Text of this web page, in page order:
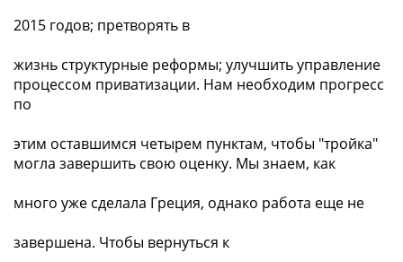
2015 годов; претворять в
жизнь структурные реформы; улучшить управление
процессом приватизации. Нам необходим прогресс
по
этим оставшимся четырем пунктам, чтобы "тройка"
могла завершить свою оценку. Мы знаем, как
много уже сделала Греция, однако работа еще не
завершена. Чтобы вернуться к